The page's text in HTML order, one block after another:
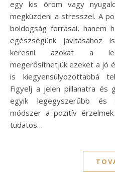
egy kis öröm vagy
megküzdeni a stresszel. A
boldogság forrásai, hanem
egészségünk javításához
keresni azokat a
megerősíthetjük ezeket a jó
is kiegyensúlyozottabbá
Figyelj a jelen pillanatra és
egyik legegyszerűbb és
módszer a pozitív
tudatos…